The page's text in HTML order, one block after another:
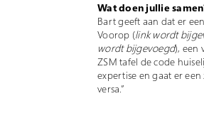
Wat doen jullie
Bart geeft aan dat er
Voorop (link wordt
wordt bijgevoegd), een
ZSM tafel de code
expertise en gaat er
versa.”